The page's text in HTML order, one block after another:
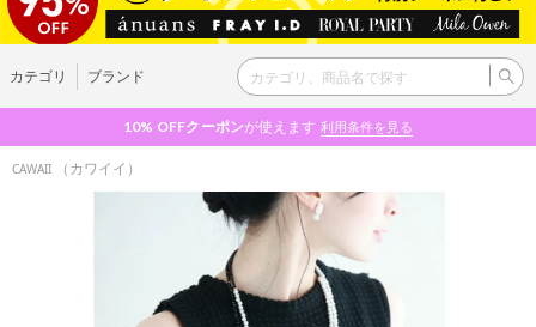
カテゴリ ブランド
10% OFFクーポンが使えます 利用条件を見る
CAWAII （カワイイ）